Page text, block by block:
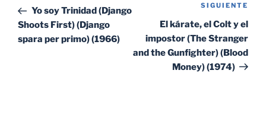
entradas
anterior:
Yo soy Trinidad (Django
Shoots First) (Django
spara per primo) (1966)
SIGUIENTE
El kárate, el Colt y el
impostor (The Stranger
and the Gunfighter) (Blood
Money) (1974)